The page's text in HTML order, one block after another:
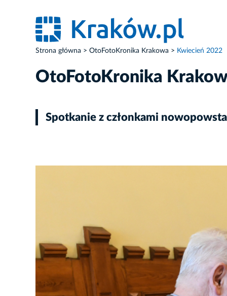
Strona główna OtoFotoKronika Krakowa Kwiecień 2022
OtoFotoKronika
Spotkanie z członkami